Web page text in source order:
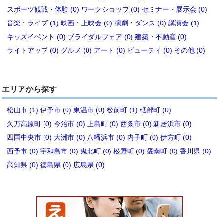
スポーツ観戦・体験 (0) ワークショップ (0) セミナー・展示会 (0)
音楽・ライブ (1) 映画・上映会 (0) 演劇・ダンス (0) 講演会 (1)
キッズイベント (0) ブライダルフェア (0) 建築・不動産 (0)
ライトアップ (0) グルメ (0) アート (0) ビューティ (0) その他 (0)
エリアから探す
松山市 (1) 伊予市 (0) 東温市 (0) 松前町 (1) 砥部町 (0)
久万高原町 (0) 今治市 (0) 上島町 (0) 西条市 (0) 新居浜市 (0)
四国中央市 (0) 大洲市 (0) 八幡浜市 (0) 内子町 (0) 伊方町 (0)
西予市 (0) 宇和島市 (0) 鬼北町 (0) 松野町 (0) 愛南町 (0) 香川県 (0)
高知県 (0) 徳島県 (0) 広島県 (0)